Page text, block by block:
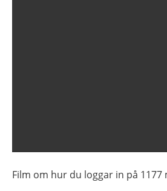
Film om hur du loggar in på 1177